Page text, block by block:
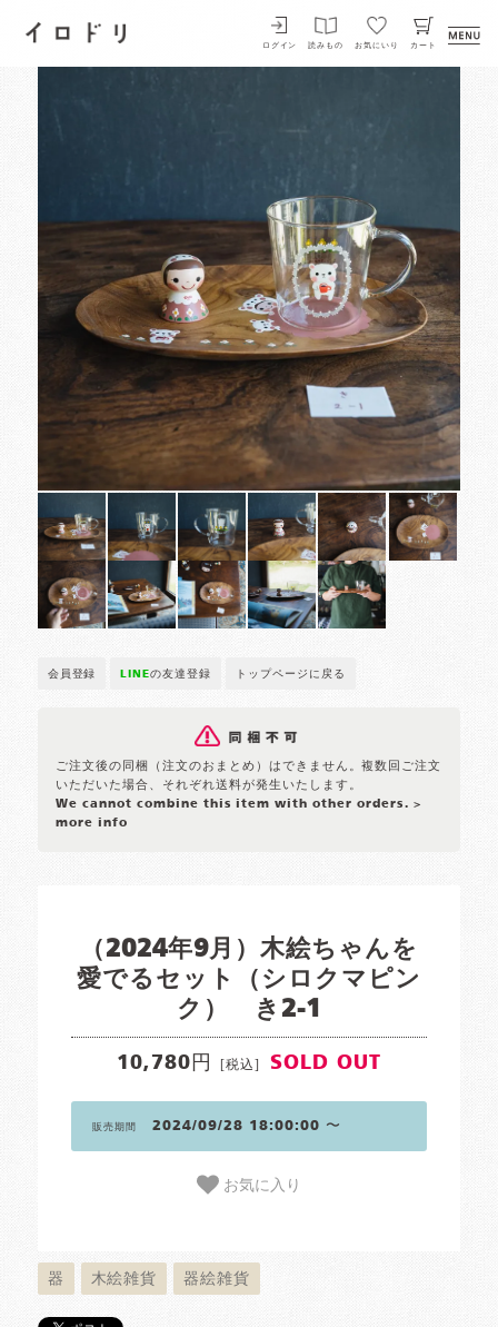
イロドリ
ログイン 読みもの お気にいり カート
会員登録 LINEの友達登録 トップページに戻る
ご注文後の同梱（注文のおまとめ）はできません。複数回ご注文
いただいた場合、それぞれ送料が発生いたします。
We cannot combine this item with other orders. >
more info
（2024年9月）木絵ちゃんを
愛でるセット（シロクマピン
ク） き2-1
10,780円 [税込] SOLD OUT
販売期間 2024/09/28 18:00:00 〜
お気に入り
器 木絵雑貨 器絵雑貨